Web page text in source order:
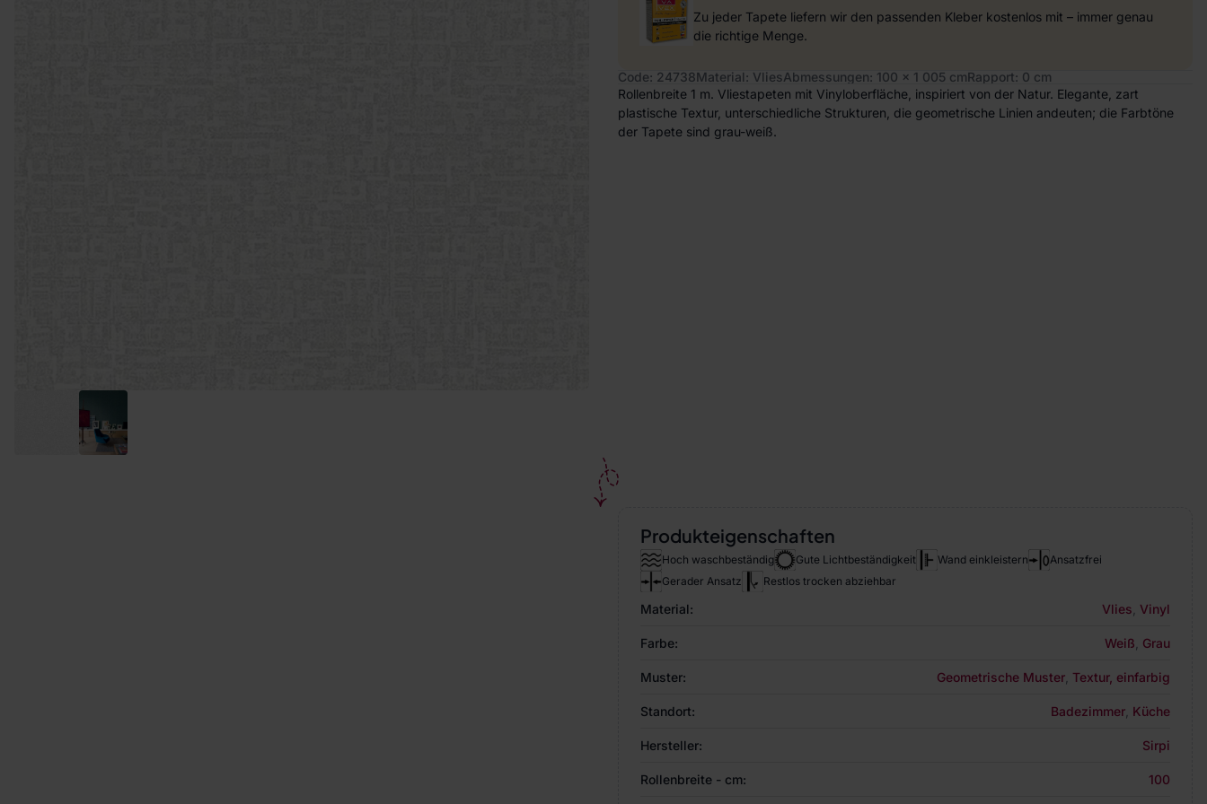
Zu jeder Tapete liefern wir den passenden Kleber kostenlos mit – immer genau
die richtige Menge.
Code: 24738Material: VliesAbmessungen: 100 x 1 005 cmRapport: 0 cm
Rollenbreite 1 m. Vliestapeten mit Vinyloberfläche, inspiriert von der Natur. Elegante, zart
plastische Textur, unterschiedliche Strukturen, die geometrische Linien andeuten; die Farbtöne
der Tapete sind grau-weiß.
Produkteigenschaften
Hoch waschbeständig Gute Lichtbeständigkeit Wand einkleistern
Ansatzfrei
Gerader Ansatz
Restlos trocken abziehbar
Material: Vlies Vinyl
Farbe: Weiß Grau
Muster: Geometrische Muster Textur, einfarbig
Standort: Badezimmer Küche
Hersteller: Sirpi
Rollenbreite - cm: 100